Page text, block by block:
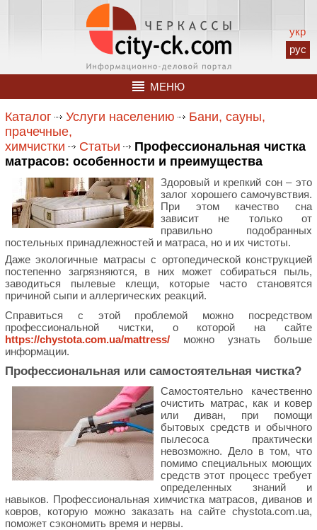
укр
рус
МЕНЮ
Каталог Услуги населению
Бани, сауны,
прачечные,
химчистки
Статьи
Профессиональная чистка
матрасов: особенности и преимущества
Здоровый и крепкий сон – это
залог хорошего самочувствия.
При этом качество сна
зависит не только от
правильно подобранных
постельных принадлежностей и матраса, но и их чистоты.
Даже экологичные матрасы с ортопедической конструкцией
постепенно загрязняются, в них может собираться пыль,
заводиться пылевые клещи, которые часто становятся
причиной сыпи и аллергических реакций.
Справиться с этой проблемой можно посредством
профессиональной чистки, о которой на сайте
https://chystota.com.ua/mattress/ можно узнать больше
информации.
Профессиональная или самостоятельная чистка?
Самостоятельно качественно
очистить матрас, как и ковер
или диван, при помощи
бытовых средств и обычного
пылесоса практически
невозможно. Дело в том, что
помимо специальных моющих
средств этот процесс требует
определенных знаний и
навыков. Профессиональная химчистка матрасов, диванов и
ковров, которую можно заказать на сайте chystota.com.ua,
поможет сэкономить время и нервы.